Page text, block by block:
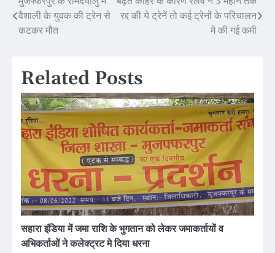
Post
navigation
वैशाली के युवक की ट्रेन से
कटकर मौत
रद्द की ये ट्रेनें तो कई ट्रेनों के परिचालन
मे की गई कमी
Related Posts
सहारा इंडिया में जमा राशि के भुगतान को लेकर जमाकर्तायों व
अभिकर्ताओं ने कलेक्ट्रट मे दिया धरना